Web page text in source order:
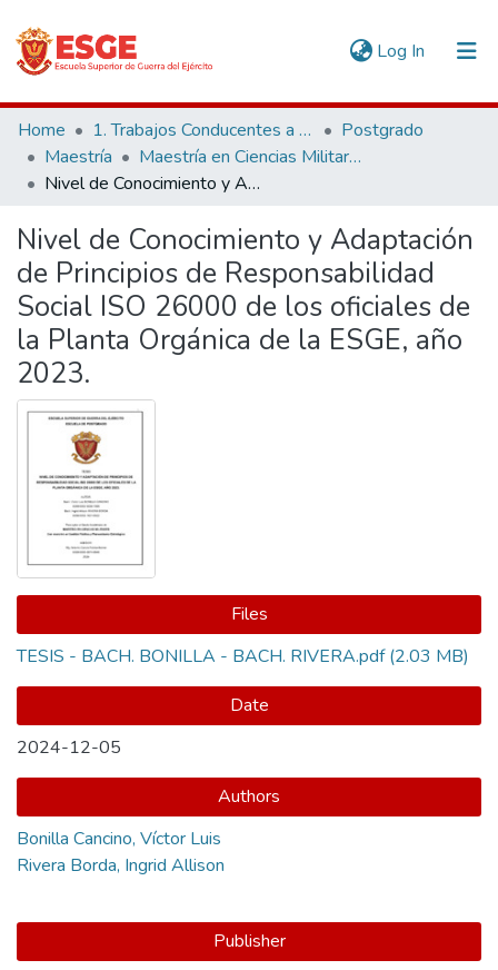
Log In (current)
Communities & Collections
All of DSpace
Home 1. Trabajos Conducentes a Grados y Títulos
Postgrado
Maestría
Maestría en Ciencias Militares
Nivel de Conocimiento y Adaptación de Principios de Responsabilidad Social ISO 26000 de los oficiales de la Planta Orgánica de la ESGE, año 2023.
Nivel de Conocimiento y Adaptación
de Principios de Responsabilidad
Social ISO 26000 de los oficiales de
la Planta Orgánica de la ESGE, año
2023.
Files
TESIS - BACH. BONILLA - BACH. RIVERA.pdf(2.03 MB)
Date
2024-12-05
Authors
Bonilla Cancino, Víctor Luis
Rivera Borda, Ingrid Allison
Publisher